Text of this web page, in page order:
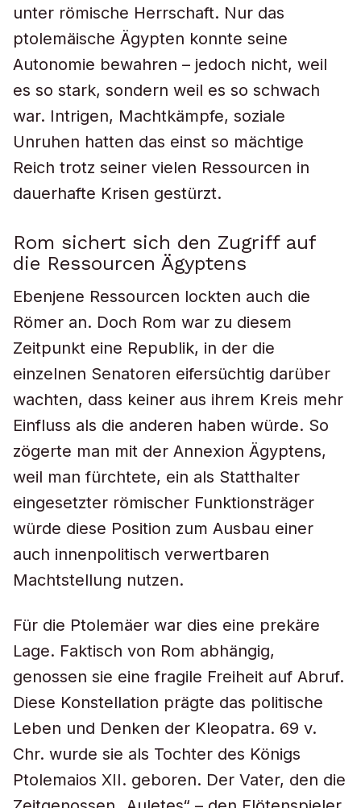
unter römische Herrschaft. Nur das
ptolemäische Ägypten konnte seine
Autonomie bewahren – jedoch nicht, weil
es so stark, sondern weil es so schwach
war. Intrigen, Machtkämpfe, soziale
Unruhen hatten das einst so mächtige
Reich trotz seiner vielen Ressourcen in
dauerhafte Krisen gestürzt.
Rom sichert sich den Zugriff auf
die Ressourcen Ägyptens
Ebenjene Ressourcen lockten auch die
Römer an. Doch Rom war zu diesem
Zeitpunkt eine Republik, in der die
einzelnen Senatoren eifersüchtig darüber
wachten, dass keiner aus ihrem Kreis mehr
Einfluss als die anderen haben würde. So
zögerte man mit der Annexion Ägyptens,
weil man fürchtete, ein als Statthalter
eingesetzter römischer Funktionsträger
würde diese Position zum Ausbau einer
auch innenpolitisch verwertbaren
Machtstellung nutzen.
Für die Ptolemäer war dies eine prekäre
Lage. Faktisch von Rom abhängig,
genossen sie eine fragile Freiheit auf Abruf.
Diese Konstellation prägte das politische
Leben und Denken der Kleopatra. 69 v.
Chr. wurde sie als Tochter des Königs
Ptolemaios XII. geboren. Der Vater, den die